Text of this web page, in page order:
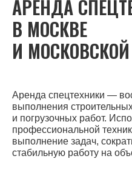
АРЕНДА
В МОСКВЕ
И
Аренда спецтехники —
выполнения
и погрузочных работ.
профессиональной
выполнение задач,
стабильную работу на
© ВСЕ ПРАВА ЗАЩИЩЕНЫ 2026 г.
Политика конфиденциальности